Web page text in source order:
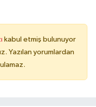
kabul etmiş bulunuyor
Yazılan yorumlardan